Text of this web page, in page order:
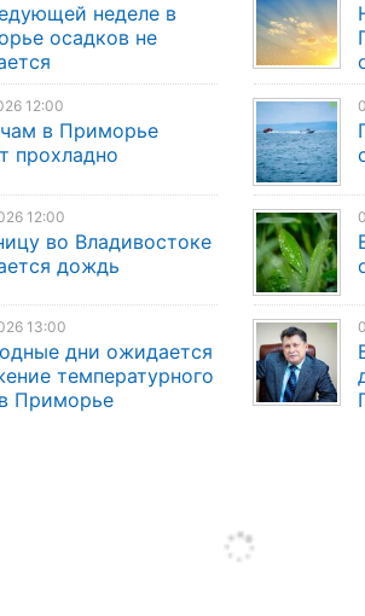
неделе в
осадков не
12:00
в Приморье
прохладно
12:00
во Владивостоке
дождь
13:00
дни ожидается
температурного
Приморье